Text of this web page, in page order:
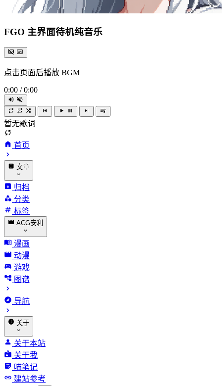
FGO 主界面待机纯音乐
点击页面后播放 BGM
0:00 / 0:00
暂无歌词
首页
文章
归档
分类
标签
ACG安利
漫画
动漫
游戏
图谱
导航
关于
关于本站
关于我
喵笔记
建站参考